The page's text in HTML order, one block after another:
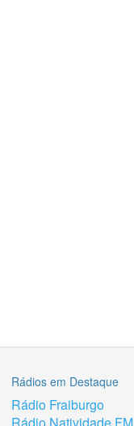
Rádios em Destaque
Rádio Fraiburgo